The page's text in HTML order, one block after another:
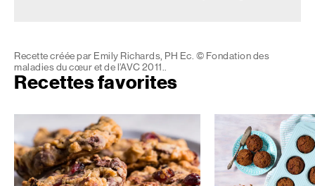
Recette créée par Emily Richards, PH Ec. © Fondation des
maladies du cœur et de l’AVC 2011..
Recettes favorites